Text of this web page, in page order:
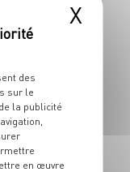
X
des
sur le
la publicité
en œuvre